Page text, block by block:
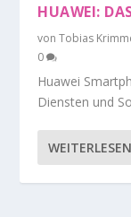
HUAWEI:
vonTobias
0
Huawei
Diensten und
WEITERLESEN